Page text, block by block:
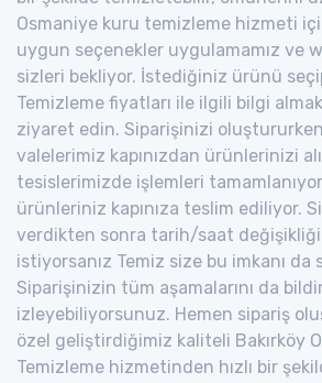
Osmaniye kuru temizleme hizmeti
uygun seçenekler uygulamamız ve
sizleri bekliyor. İstediğiniz ürünü
Temizleme fiyatları ile ilgili bilgi
ziyaret edin. Siparişinizi
valelerimiz kapınızdan ürünlerinizi
tesislerimizde işlemleri
ürünleriniz kapınıza teslim ediliyor.
verdikten sonra tarih/saat
istiyorsanız Temiz size bu imkanı da
Siparişinizin tüm aşamalarını da
izleyebiliyorsunuz. Hemen sipariş
özel geliştirdiğimiz kaliteli Bakırköy
Temizleme hizmetinden hızlı bir